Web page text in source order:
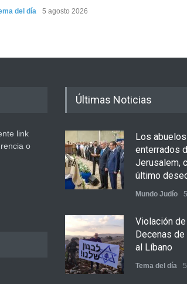
del día 5 agosto 2026
link
o
Últimas Noticias
Los
enterrados
Jerusalem,
último
Mundo Judío
Violación
Decenas
al Líbano
Tema del día